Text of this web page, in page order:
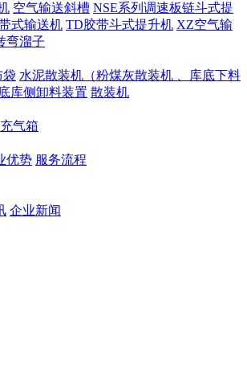
空气输送斜槽 NSE系列调速板链斗式提
式输送机 TD胶带斗式提升机 XZ空气输
弯溜子
袋 水泥散装机（粉煤灰散装机 、库底下料
库侧卸料装置 散装机
充气箱
优势 服务流程
企业新闻